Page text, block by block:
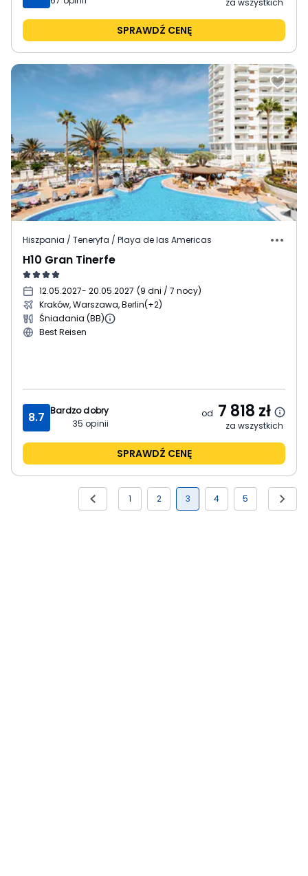
za wszystkich
SPRAWDŹ CENĘ
Hiszpania / Teneryfa / Playa de las Americas
H10 Gran Tinerfe
12.05.2027- 20.05.2027 (9 dni / 7 nocy)
Kraków, Warszawa, Berlin(+2)
Śniadania (BB)
Best Reisen
8.7 Bardzo dobry
35 opinii
od 7 818 zł
za wszystkich
SPRAWDŹ CENĘ
1 2 3 4 5